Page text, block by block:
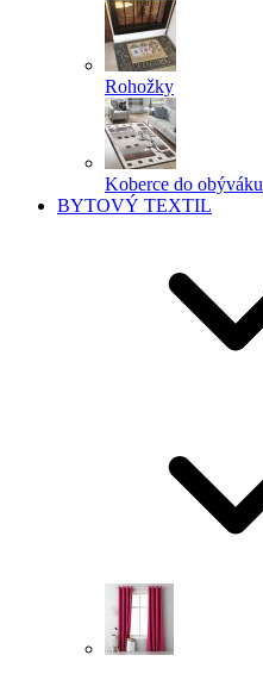
Rohožky
Koberce do obýváku
BYTOVÝ TEXTIL